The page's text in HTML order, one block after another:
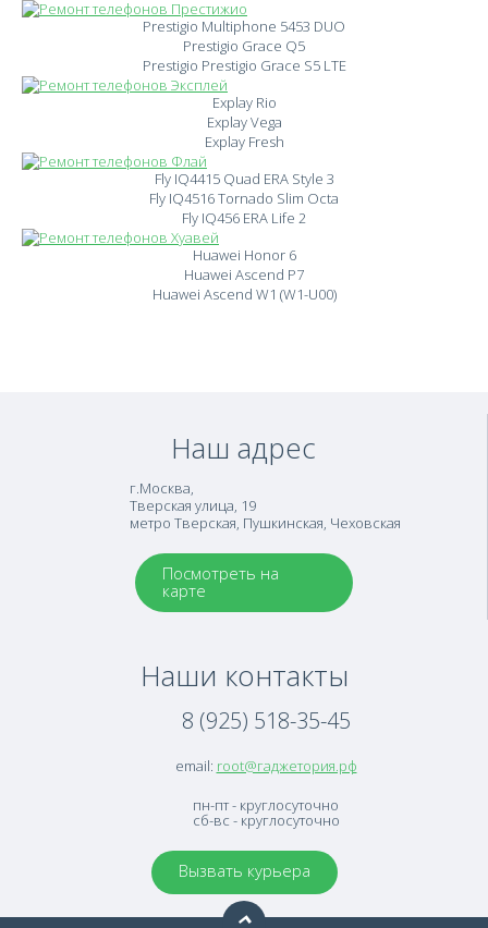
Prestigio Multiphone 5453 DUO
Prestigio Grace Q5
Prestigio Prestigio Grace S5 LTE
Explay Rio
Explay Vega
Explay Fresh
Fly IQ4415 Quad ERA Style 3
Fly IQ4516 Tornado Slim Octa
Fly IQ456 ERA Life 2
Huawei Honor 6
Huawei Ascend P7
Huawei Ascend W1 (W1-U00)
Наш адрес
г.Москва,
Тверская улица, 19
метро Тверская, Пушкинская, Чеховская
Посмотреть на
карте
Наши контакты
8 (925) 518-35-45
email: root@гаджетория.рф
пн-пт - круглосуточно
сб-вс - круглосуточно
Вызвать курьера